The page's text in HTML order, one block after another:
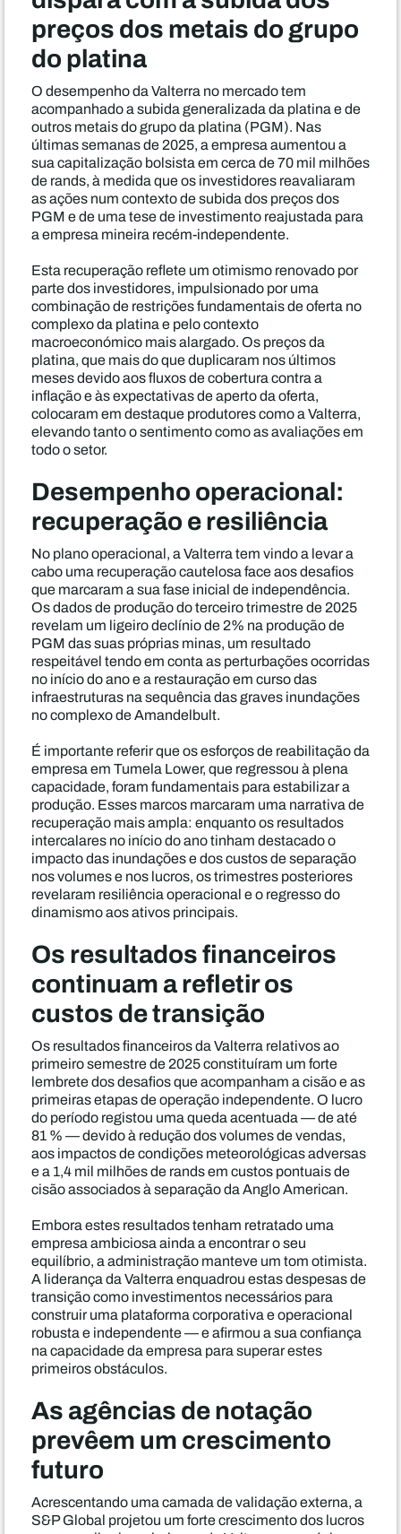
preços dos metais do grupo
do platina
O desempenho da Valterra no mercado tem
acompanhado a subida generalizada da platina e de
outros metais do grupo da platina (PGM). Nas
últimas semanas de 2025, a empresa aumentou a
sua capitalização bolsista em cerca de 70 mil milhões
de rands, à medida que os investidores reavaliaram
as ações num contexto de subida dos preços dos
PGM e de uma tese de investimento reajustada para
a empresa mineira recém-independente.
Esta recuperação reflete um otimismo renovado por
parte dos investidores, impulsionado por uma
combinação de restrições fundamentais de oferta no
complexo da platina e pelo contexto
macroeconómico mais alargado. Os preços da
platina, que mais do que duplicaram nos últimos
meses devido aos fluxos de cobertura contra a
inflação e às expectativas de aperto da oferta,
colocaram em destaque produtores como a Valterra,
elevando tanto o sentimento como as avaliações em
todo o setor.
Desempenho operacional:
recuperação e resiliência
No plano operacional, a Valterra tem vindo a levar a
cabo uma recuperação cautelosa face aos desafios
que marcaram a sua fase inicial de independência.
Os dados de produção do terceiro trimestre de 2025
revelam um ligeiro declínio de 2% na produção de
PGM das suas próprias minas, um resultado
respeitável tendo em conta as perturbações ocorridas
no início do ano e a restauração em curso das
infraestruturas na sequência das graves inundações
no complexo de Amandelbult.
É importante referir que os esforços de reabilitação da
empresa em Tumela Lower, que regressou à plena
capacidade, foram fundamentais para estabilizar a
produção. Esses marcos marcaram uma narrativa de
recuperação mais ampla: enquanto os resultados
intercalares no início do ano tinham destacado o
impacto das inundações e dos custos de separação
nos volumes e nos lucros, os trimestres posteriores
revelaram resiliência operacional e o regresso do
dinamismo aos ativos principais.
Os resultados financeiros
continuam a refletir os
custos de transição
Os resultados financeiros da Valterra relativos ao
primeiro semestre de 2025 constituíram um forte
lembrete dos desafios que acompanham a cisão e as
primeiras etapas de operação independente. O lucro
do período registou uma queda acentuada — de até
81 % — devido à redução dos volumes de vendas,
aos impactos de condições meteorológicas adversas
e a 1,4 mil milhões de rands em custos pontuais de
cisão associados à separação da Anglo American.
Embora estes resultados tenham retratado uma
empresa ambiciosa ainda a encontrar o seu
equilíbrio, a administração manteve um tom otimista.
A liderança da Valterra enquadrou estas despesas de
transição como investimentos necessários para
construir uma plataforma corporativa e operacional
robusta e independente — e afirmou a sua confiança
na capacidade da empresa para superar estes
primeiros obstáculos.
As agências de notação
prevêem um crescimento
futuro
Acrescentando uma camada de validação externa, a
S&P Global projetou um forte crescimento dos lucros